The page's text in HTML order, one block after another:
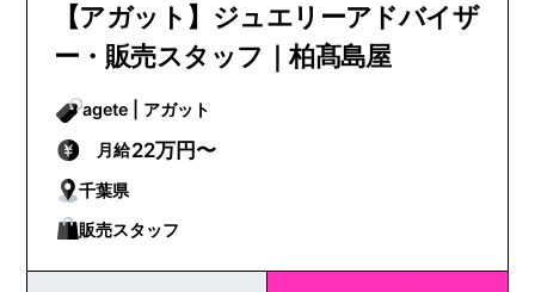
【アガット】ジュエリーアドバイザ
ー・販売スタッフ｜柏髙島屋
agete | アガット
月給22万円〜
千葉県
販売スタッフ